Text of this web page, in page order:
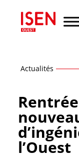
contenu
Actualités
l’Ouest